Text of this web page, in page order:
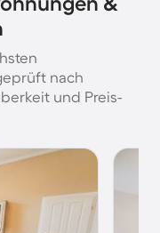
nach
und Preis-